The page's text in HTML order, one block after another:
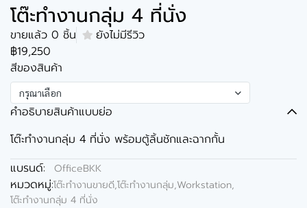
โต๊ะทำงานกลุ่ม 4 ที่นั่ง
ขายแล้ว 0 ชิ้น
ยังไม่มีรีวิว
฿19,250
สีของสินค้า
กรุณาเลือก
คำอธิบายสินค้าแบบย่อ
โต๊ะทำงานกลุ่ม 4 ที่นั่ง พร้อมตู้ลิ้นชักและฉากกั้น
แบรนด์:
OfficeBKK
หมวดหมู่:โต๊ะทำงานขายดี,โต๊ะทำงานกลุ่ม,Workstation,
โต๊ะทำงานกลุ่ม 4 ที่นั่ง